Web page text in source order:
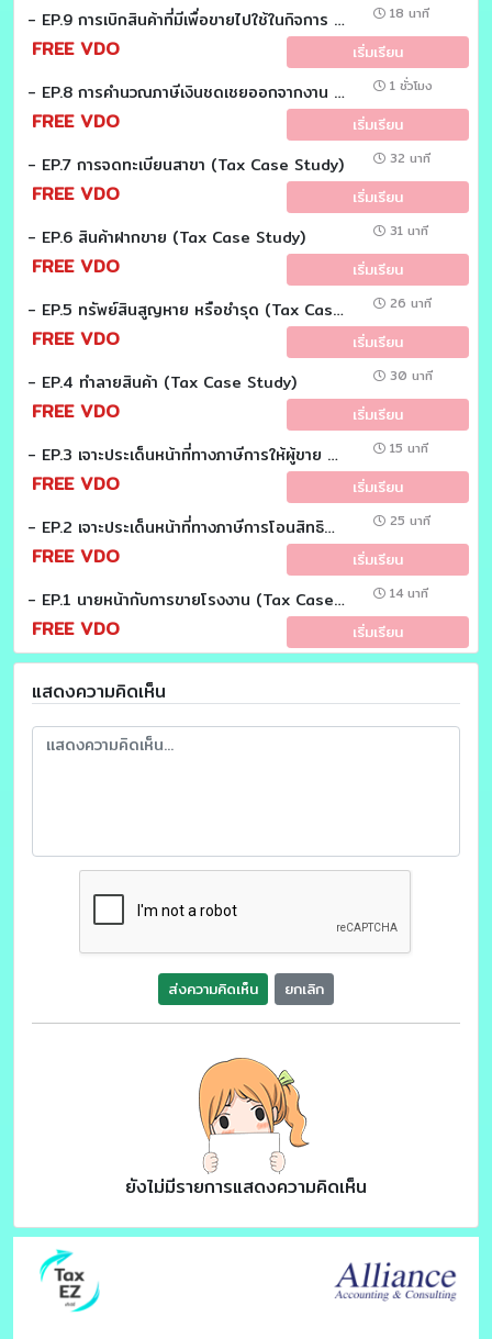
- EP.9 การเบิกสินค้าที่มีเพื่อขายไปใช้ในกิจการ (Tax Case Study) 18 นาที
FREE VDO เริ่มเรียน
- EP.8 การคำนวณภาษีเงินชดเชยออกจากงาน เงินชดเชยเกษียณอายุ เงินเลิกจ้าง (Tax Case Study) 1 ชั่วโมง
FREE VDO เริ่มเรียน
- EP.7 การจดทะเบียนสาขา (Tax Case Study) 32 นาที
FREE VDO เริ่มเรียน
- EP.6 สินค้าฝากขาย (Tax Case Study) 31 นาที
FREE VDO เริ่มเรียน
- EP.5 ทรัพย์สินสูญหาย หรือชำรุด (Tax Case Study) 26 นาที
FREE VDO เริ่มเรียน
- EP.4 ทำลายสินค้า (Tax Case Study) 30 นาที
FREE VDO เริ่มเรียน
- EP.3 เจาะประเด็นหน้าที่ทางภาษีการให้ผู้ขาย ผู้ผลิตส่งออกแทน (Tax Case Study) 15 นาที
FREE VDO เริ่มเรียน
- EP.2 เจาะประเด็นหน้าที่ทางภาษีการโอนสิทธินำเข้า (Tax Case Study) 25 นาที
FREE VDO เริ่มเรียน
- EP.1 นายหน้ากับการขายโรงงาน (Tax Case study) 14 นาที
FREE VDO เริ่มเรียน
แสดงความคิดเห็น
ส่งความคิดเห็น ยกเลิก
ยังไม่มีรายการแสดงความคิดเห็น